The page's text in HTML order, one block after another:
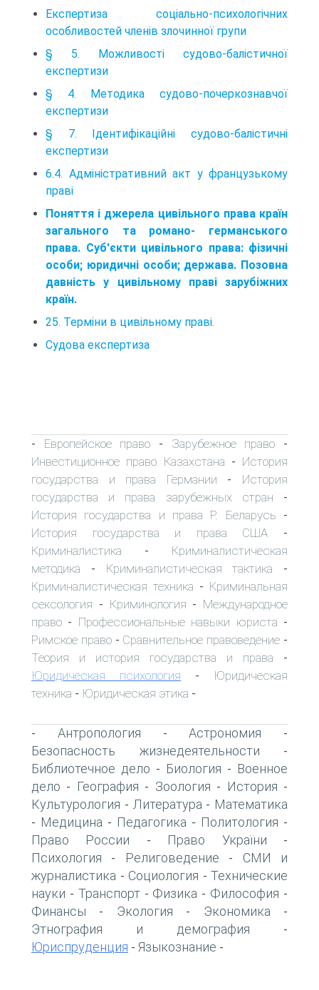
Експертиза соціально-психологічних
особливостей членів злочинної групи
§ 5. Можливості судово-балістичної
експертизи
§ 4. Методика судово-почеркознавчої
експертизи
§ 7. Ідентифікаційні судово-балістичні
експертизи
6.4. Адміністративний акт у французькому
праві
Поняття і джерела цивільного права країн
загального та романо- германського
права. Суб'єкти цивільного права: фізичні
особи; юридичні особи; держава. Позовна
давність у цивільному праві зарубіжних
країн.
25. Терміни в цивільному праві.
Судова експертиза
- Европейское право - Зарубежное право -
Инвестиционное право Казахстана - История
государства и права Германии - История
государства и права зарубежных стран -
История государства и права Р. Беларусь -
История государства и права США -
Криминалистика - Криминалистическая
методика - Криминалистическая тактика -
Криминалистическая техника - Криминальная
сексология - Криминология - Международное
право - Профессиональные навыки юриста -
Римское право- Сравнительное правоведение -
Теория и история государства и права -
Юридическая психология -
Юридическая
техника - Юридическая этика -
- Антропология -Астрономия -
Безопасность жизнедеятельности -
Библиотечное дело - Биология - Военное
дело - География - Зоология - История -
Культурология - Литература - Математика
- Медицина - Педагогика - Политология -
Право России - Право України -
Психология - Религоведение - СМИ и
журналистика - Социология - Технические
науки - Транспорт- Физика - Философия -
Финансы - Экология - Экономика -
Этнография и демография -
Юриспруденция - Языкознание -